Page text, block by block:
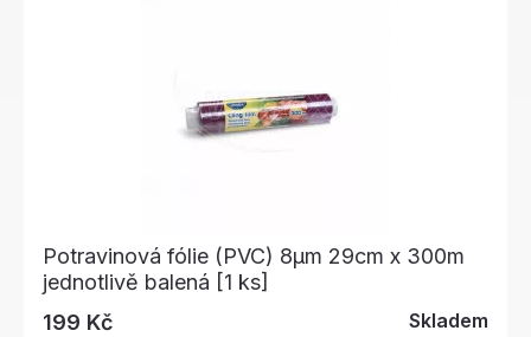
Potravinová fólie (PVC) 8µm 29cm x 300m
jednotlivě balená [1 ks]
199 Kč
Skladem